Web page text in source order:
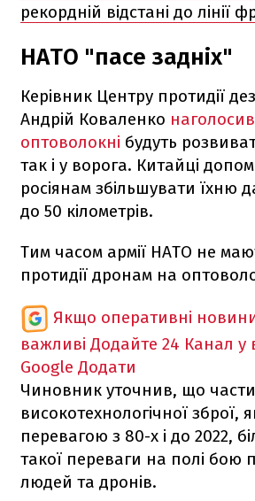
рекордній відстані до лінії
НАТО "пасе задніх"
Керівник Центру протидії
Андрій Коваленко наголосив
оптоволокні будуть
так і у ворога. Китайці
росіянам збільшувати їхню
до 50 кілометрів.
Тим часом армії НАТО не
протидії дронам на
Якщо оперативні
важливі Додайте 24 Канал у
Google Додати
Чиновник уточнив, що
високотехнологічної зброї,
перевагою з 80-х і до 2022,
такої переваги на полі бою
людей та дронів.